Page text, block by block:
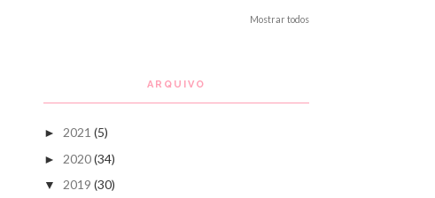
Mostrar todos
ARQUIVO
► 2021 (5)
► 2020(34)
▼ 2019 (30)